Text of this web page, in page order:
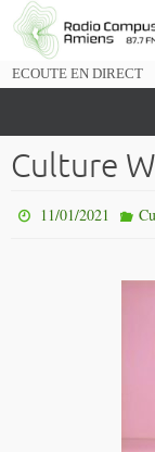
Passer
vers
ECOUTE EN DIRECT
Culture
11/01/2021